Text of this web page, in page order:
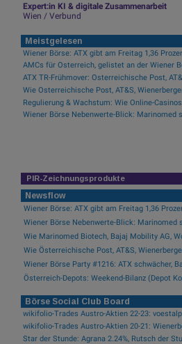
Expert:in KI & digitale Zusammenarbeit
Wien / Verbund
Meistgelesen
Wiener Börse: ATX gibt am Freitag 1,36
AMCs für Österreich, gelistet an der Wiener
PIR-Zeichnungsprodukte
Newsflow
Wiener Börse: ATX gibt am Freitag 1,36
Wiener Börse Nebenwerte-Blick: Marinomed
Wie Marinomed Biotech, Bajaj Mobility AG,
Wie Österreichische Post, AT&S,
Wiener Börse Party #1216: ATX schwächer,
Österreich-Depots: Weekend-Bilanz (Depot
Börse Social Club Board
wikifolio-Trades Austro-Aktien 22-23:
wikifolio-Trades Austro-Aktien 20-21:
Star der Stunde: Agrana 2.24%, Rutsch der